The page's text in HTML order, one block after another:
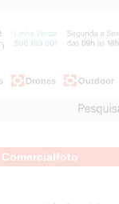
Drones Outdoor